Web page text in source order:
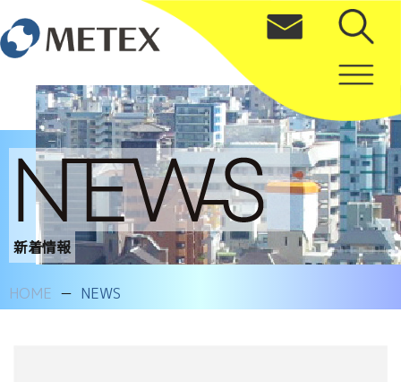
新着情報
HOME NEWS